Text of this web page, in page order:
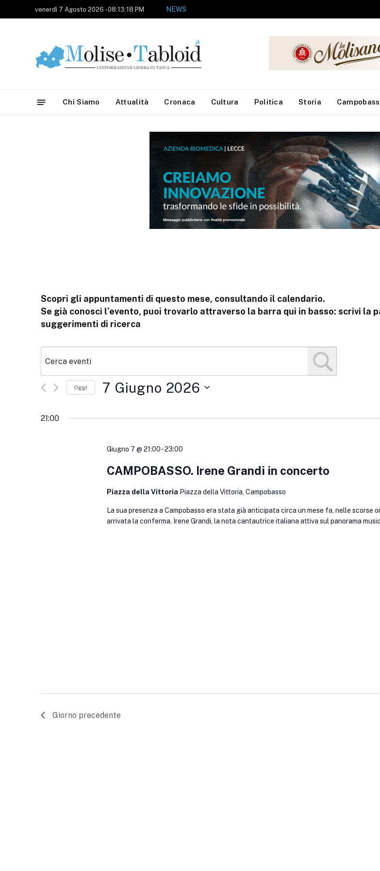
venerdì 7 Agosto 2026 - 08:13:18 PM NEWS
Chi Siamo Attualità Cronaca Cultura Politica Storia
Scopri gli appuntamenti di questo mese, consultando il calendario.
Se già conosci l’evento, puoi trovarlo attraverso la barra qui in basso: scrivi la
suggerimenti di ricerca
Oggi 7 Giugno 2026
21:00
Giugno 7 @ 21:00-23:00
CAMPOBASSO. Irene Grandi in concerto
Piazza della Vittoria Piazza della Vittoria, Campobasso
La sua presenza a Campobasso era stata già anticipata circa un mese fa, nelle scorse
arrivata la conferma. Irene Grandi, la nota cantautrice italiana attiva sul panorama
Giorno precedente